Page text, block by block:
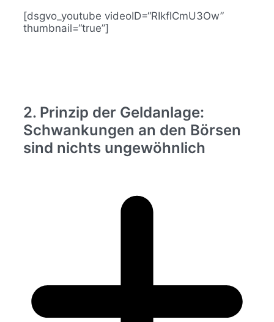
[dsgvo_youtube videoID=“RIkflCmU3Ow”
thumbnail=“true”]
2. Prinzip der Geldanlage:
Schwankungen an den Börsen
sind nichts ungewöhnlich